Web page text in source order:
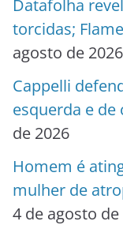
Datafolha
torcidas;
agosto de 2026
Cappelli
esquerda e
de 2026
Homem é
mulher de
4 de agosto de